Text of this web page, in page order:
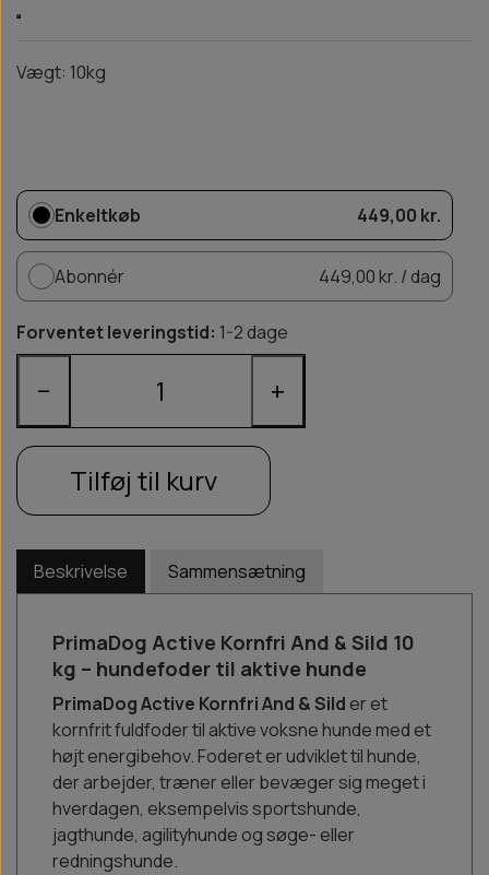
Vægt: 10kg
Enkeltkøb 449,00 kr.
Abonnér 449,00 kr. / dag
Forventet leveringstid: 1-2 dage
− +
Tilføj til kurv
Beskrivelse Sammensætning
PrimaDog Active Kornfri And & Sild 10
kg – hundefoder til aktive hunde
PrimaDog Active Kornfri And & Sild er et
kornfrit fuldfoder til aktive voksne hunde med et
højt energibehov. Foderet er udviklet til hunde,
der arbejder, træner eller bevæger sig meget i
hverdagen, eksempelvis sportshunde,
jagthunde, agilityhunde og søge- eller
redningshunde.